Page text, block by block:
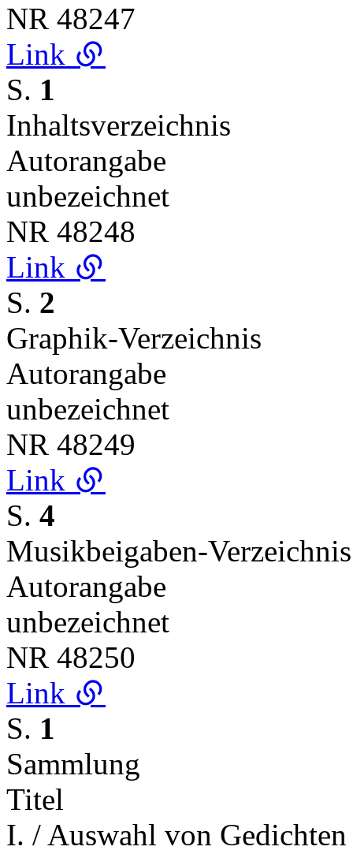
NR 48247
Link
S. 1
Inhaltsverzeichnis
Autorangabe
unbezeichnet
NR 48248
Link
S. 2
Graphik-Verzeichnis
Autorangabe
unbezeichnet
NR 48249
Link
S. 4
Musikbeigaben-Verzeichnis
Autorangabe
unbezeichnet
NR 48250
Link
S. 1
Sammlung
Titel
I. / Auswahl von Gedichten